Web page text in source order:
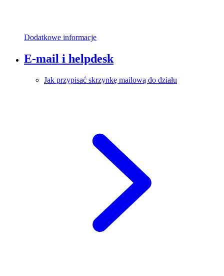
Dodatkowe informacje
E-mail i helpdesk
Jak przypisać skrzynkę mailową do działu